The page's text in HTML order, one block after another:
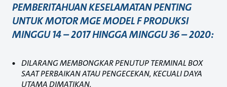
PEMBERITAHUAN KESELAMATAN PENTING
UNTUK MOTOR MGE MODEL F PRODUKSI
MINGGU 14 – 2017 HINGGA MINGGU 36 – 2020:
DILARANG MEMBONGKAR PENUTUP TERMINAL BOX
SAAT PERBAIKAN ATAU PENGECEKAN, KECUALI DAYA
UTAMA DIMATIKAN.